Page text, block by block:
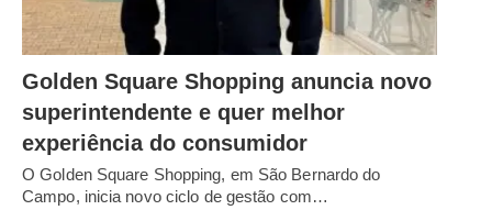
Golden Square Shopping anuncia novo
superintendente e quer melhor
experiência do consumidor
O Golden Square Shopping, em São Bernardo do
Campo, inicia novo ciclo de gestão com…